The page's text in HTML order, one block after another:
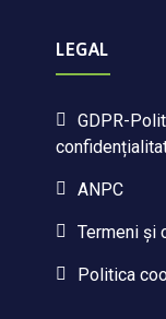
LEGAL
GDPR-
ANPC
Termeni și
Politica